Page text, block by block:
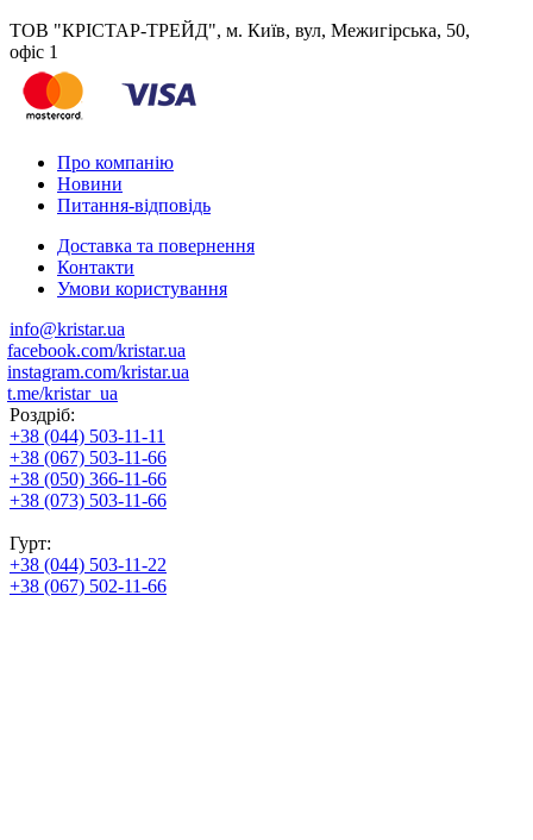
ТОВ "КРІСТАР-ТРЕЙД", м. Київ, вул, Межигірська, 50,
офіс 1
Про компанію
Новини
Питання-відповідь
Доставка та повернення
Контакти
Умови користування
info@kristar.ua
facebook.com/kristar.ua
instagram.com/kristar.ua
t.me/kristar_ua
Роздріб:
+38 (044) 503-11-11
+38 (067) 503-11-66
+38 (050) 366-11-66
+38 (073) 503-11-66
Гурт:
+38 (044) 503-11-22
+38 (067) 502-11-66